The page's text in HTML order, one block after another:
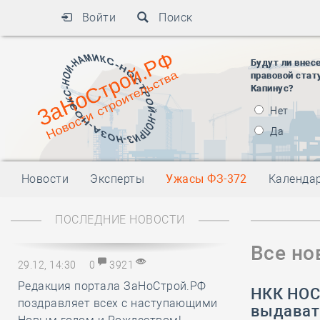
Войти Поиск
Будут ли
правовой
Капинус?
Нет
Да
Новости Эксперты Ужасы ФЗ-372
ПОСЛЕДНИЕ НОВОСТИ
29.12, 14:30 0 3921
Редакция портала ЗаНоСтрой.РФ
поздравляет всех с наступающими
Все
​НКК